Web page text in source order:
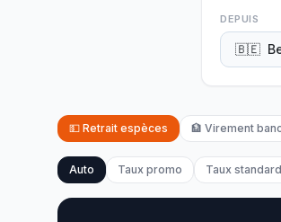
DEPUIS
🇧🇪
💵 Retrait espèces 🏦 Virement
Auto Taux promo Taux standard